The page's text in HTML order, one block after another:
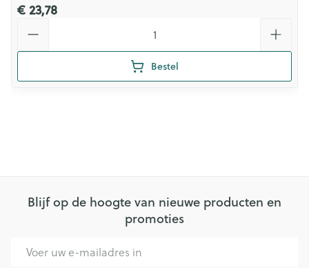
€ 23,78
Bestel
Blijf op de hoogte van nieuwe producten en
promoties